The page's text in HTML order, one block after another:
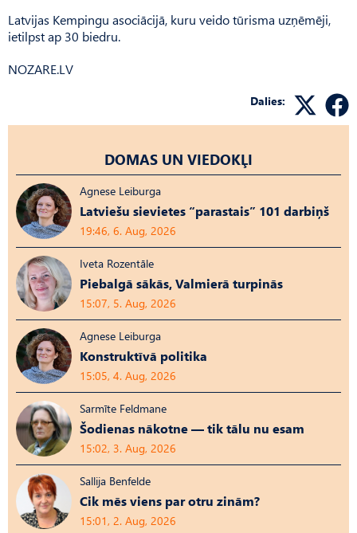
Latvijas Kempingu asociācijā, kuru veido tūrisma uzņēmēji,
ietilpst ap 30 biedru.
NOZARE.LV
Dalies:
DOMAS UN VIEDOKĻI
Agnese Leiburga
Latviešu sievietes “parastais” 101 darbiņš
19:46, 6. Aug, 2026
Iveta Rozentāle
Piebalgā sākās, Valmierā turpinās
15:07, 5. Aug, 2026
Agnese Leiburga
Konstruktīvā politika
15:05, 4. Aug, 2026
Sarmīte Feldmane
Šodienas nākotne — tik tālu nu esam
15:02, 3. Aug, 2026
Sallija Benfelde
Cik mēs viens par otru zinām?
15:01, 2. Aug, 2026